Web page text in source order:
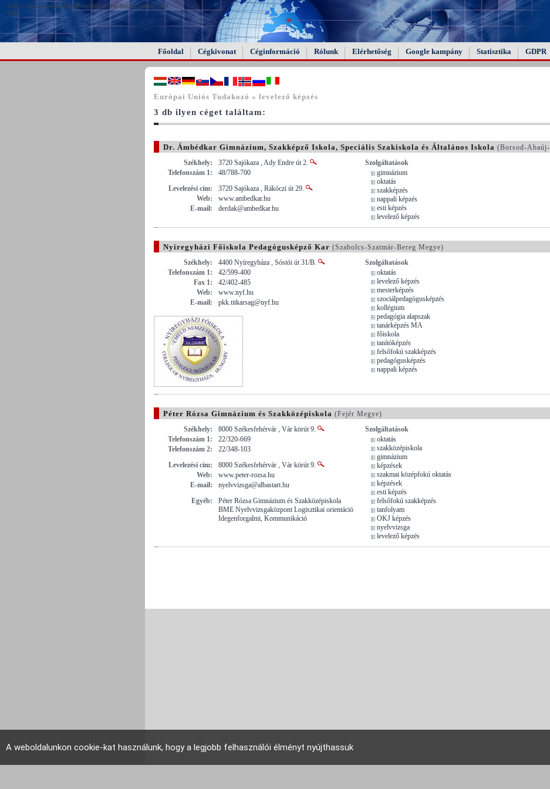
FAIL (the browser should render some flash content, not
this).
Főoldal Cégkivonat Céginformáció Rólunk Elérhetőség Google kampány Statisztika GDPR
Európai Uniós Tudakozó « levelező képzés
3 db ilyen céget találtam:
Dr. Ámbédkar Gimnázium, Szakképző Iskola, Speciális Szakiskola és Általános Iskola (Borsod-Abaúj-
Székhely:
3720 Sajókaza , Ady Endre út 2.
Telefonszám 1:
48/788-700
Levelezési cím:
3720 Sajókaza , Rákóczi út 29.
Web:
www.ambedkar.hu
E-mail:
derdak@ambedkar.hu
Szolgáltatások
gimnázium
oktatás
szakképzés
nappali képzés
esti képzés
levelező képzés
Nyíregyházi Főiskola Pedagógusképző Kar (Szabolcs-Szatmár-Bereg Megye)
Székhely:
4400 Nyíregyháza , Sóstói út 31/B.
Telefonszám 1:
42/599-400
Fax 1:
42/402-485
Web:
www.nyf.hu
E-mail:
pkk.titkarsag@nyf.hu
Szolgáltatások
oktatás
levelező képzés
mesterképzés
szociálpedagógusképzés
kollégium
pedagógia alapszak
tanárképzés MA
főiskola
tanítóképzés
felsőfokú szakképzés
pedagógusképzés
nappali képzés
Péter Rózsa Gimnázium és Szakközépiskola (Fejér Megye)
Székhely:
8000 Székesfehérvár , Vár körút 9.
Telefonszám 1:
22/320-669
Telefonszám 2:
22/348-103
Levelezési cím:
8000 Székesfehérvár , Vár körút 9.
Web:
www.peter-rozsa.hu
E-mail:
nyelvvizsga@albastart.hu
Egyéb:
Péter Rózsa Gimnázium és Szakközépiskola
BME Nyelvvizsgaközpont Logisztikai orientáció
Idegenforgalmi, Kommunikáció
Szolgáltatások
oktatás
szakközépiskola
gimnázium
képzések
szakmai középfokú oktatás
képzések
esti képzés
felsőfokú szakképzés
tanfolyam
OKJ képzés
nyelvvizsga
levelező képzés
A weboldalunkon cookie-kat használunk, hogy a legjobb felhasználói élményt nyújthassuk